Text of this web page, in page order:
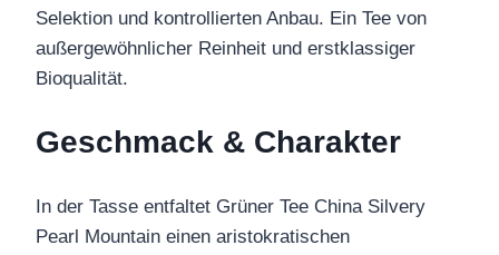
Selektion und kontrollierten Anbau. Ein Tee von
außergewöhnlicher Reinheit und erstklassiger
Bioqualität.
Geschmack & Charakter
In der Tasse entfaltet Grüner Tee China Silvery
Pearl Mountain einen aristokratischen